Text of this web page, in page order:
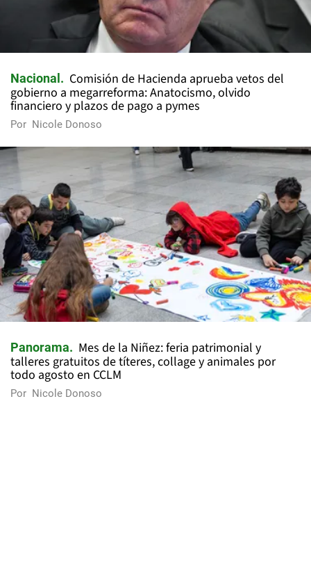
Nacional
Comisión de Hacienda aprueba vetos del
gobierno a megarreforma: Anatocismo, olvido
financiero y plazos de pago a pymes
Por Nicole Donoso
Panorama
Mes de la Niñez: feria patrimonial y
talleres gratuitos de títeres, collage y animales por
todo agosto en CCLM
Por Nicole Donoso